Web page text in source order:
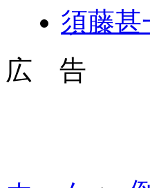
須藤甚
広 告